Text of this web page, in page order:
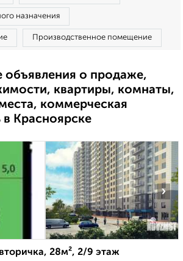
назначения
Производственное помещение
о продаже,
квартиры, комнаты,
коммерческая
Красноярске
›
28м², 2/9 этаж